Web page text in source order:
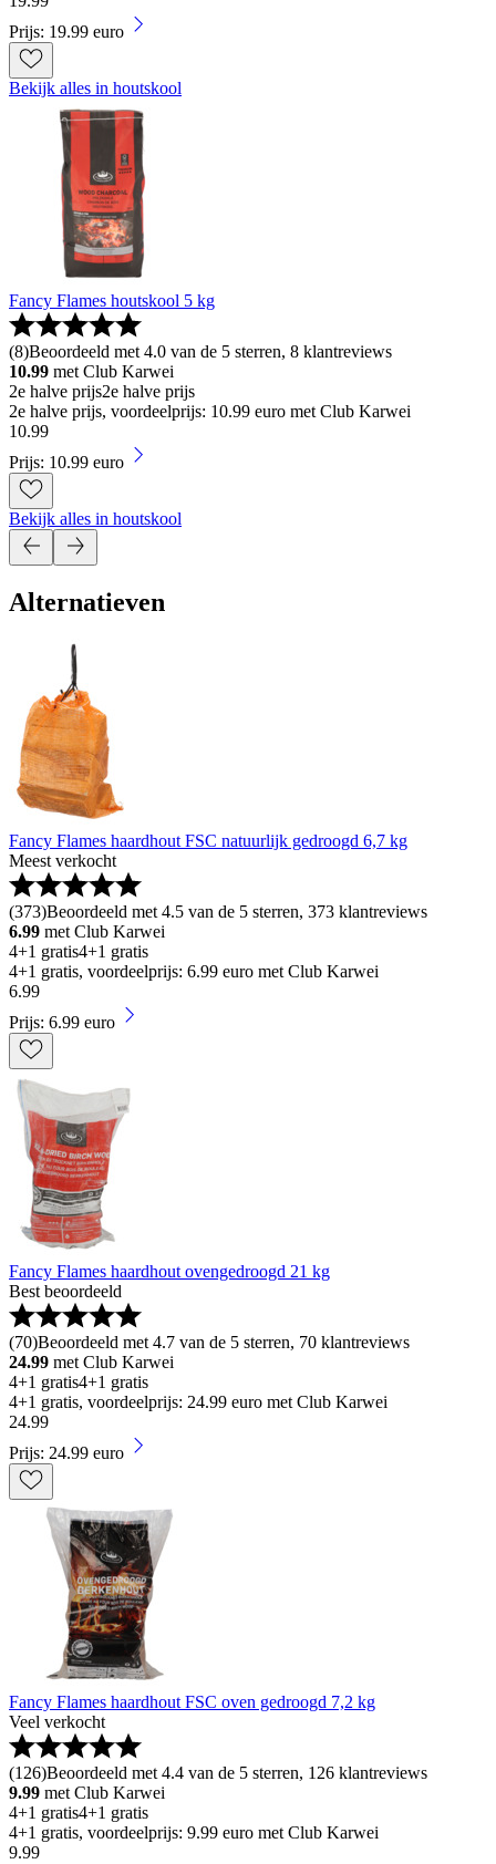
Prijs: 19.99 euro
Bekijk alles in houtskool
Fancy Flames houtskool 5 kg
(8)Beoordeeld met 4.0 van de 5 sterren, 8 klantreviews
10.99 met Club Karwei
2e halve prijs2e halve prijs
2e halve prijs, voordeelprijs: 10.99 euro met Club Karwei
10.99
Prijs: 10.99 euro
Bekijk alles in houtskool
Alternatieven
Fancy Flames haardhout FSC natuurlijk gedroogd 6,7 kg
Meest verkocht
(373)Beoordeeld met 4.5 van de 5 sterren, 373 klantreviews
6.99 met Club Karwei
4+1 gratis4+1 gratis
4+1 gratis, voordeelprijs: 6.99 euro met Club Karwei
6.99
Prijs: 6.99 euro
Fancy Flames haardhout ovengedroogd 21 kg
Best beoordeeld
(70)Beoordeeld met 4.7 van de 5 sterren, 70 klantreviews
24.99 met Club Karwei
4+1 gratis4+1 gratis
4+1 gratis, voordeelprijs: 24.99 euro met Club Karwei
24.99
Prijs: 24.99 euro
Fancy Flames haardhout FSC oven gedroogd 7,2 kg
Veel verkocht
(126)Beoordeeld met 4.4 van de 5 sterren, 126 klantreviews
9.99 met Club Karwei
4+1 gratis4+1 gratis
4+1 gratis, voordeelprijs: 9.99 euro met Club Karwei
9.99